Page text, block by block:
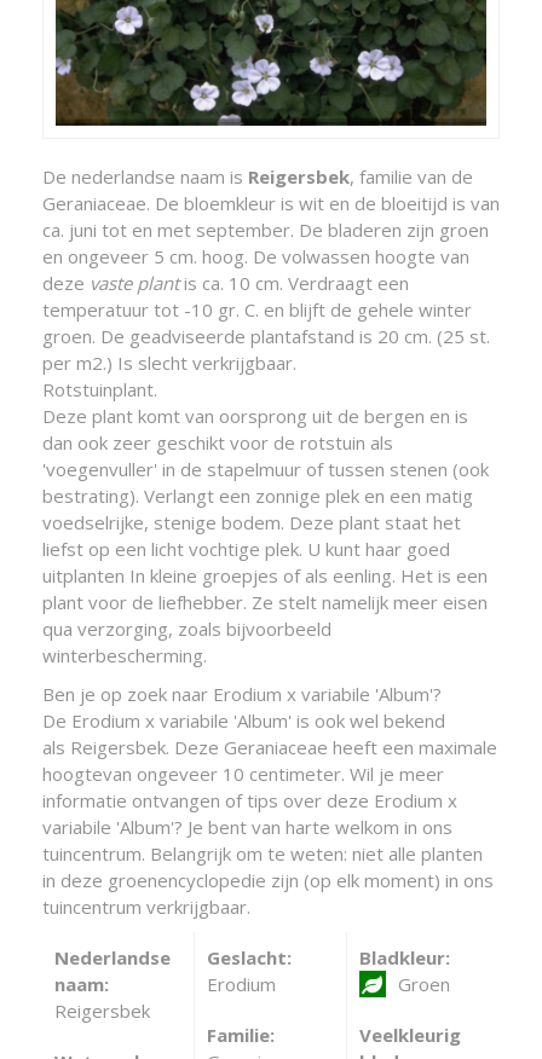
De nederlandse naam is Reigersbek, familie van de
Geraniaceae. De bloemkleur is wit en de bloeitijd is van
ca. juni tot en met september. De bladeren zijn groen
en ongeveer 5 cm. hoog. De volwassen hoogte van
deze vaste plantis ca. 10 cm. Verdraagt een
temperatuur tot -10 gr. C. en blijft de gehele winter
groen. De geadviseerde plantafstand is 20 cm. (25 st.
per m2.) Is slecht verkrijgbaar.
Rotstuinplant.
Deze plant komt van oorsprong uit de bergen en is
dan ook zeer geschikt voor de rotstuin als
'voegenvuller' in de stapelmuur of tussen stenen (ook
bestrating). Verlangt een zonnige plek en een matig
voedselrijke, stenige bodem. Deze plant staat het
liefst op een licht vochtige plek. U kunt haar goed
uitplanten In kleine groepjes of als eenling. Het is een
plant voor de liefhebber. Ze stelt namelijk meer eisen
qua verzorging, zoals bijvoorbeeld
winterbescherming.
Ben je op zoek naar Erodium x variabile 'Album'?
De Erodium x variabile 'Album' is ook wel bekend
als Reigersbek. Deze Geraniaceae heeft een maximale
hoogtevan ongeveer 10 centimeter. Wil je meer
informatie ontvangen of tips over deze Erodium x
variabile 'Album'? Je bent van harte welkom in ons
tuincentrum. Belangrijk om te weten: niet alle planten
in deze groenencyclopedie zijn (op elk moment) in ons
tuincentrum verkrijgbaar.
Nederlandse
naam:
Reigersbek
Geslacht:
Erodium
Familie:
Bladkleur:
Groen
Veelkleurig